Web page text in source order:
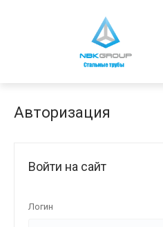
Авторизация
Войти на сайт
Логин